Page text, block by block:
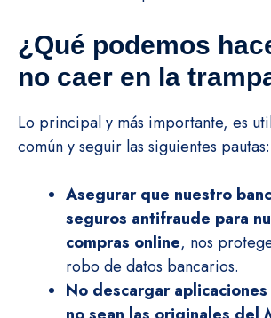
¿Qué podemos
no caer en la
Lo principal y más importante, es
común y seguir las siguientes pautas:
Asegurar que nuestro
seguros antifraude para
compras online, nos
robo de datos bancarios.
No descargar